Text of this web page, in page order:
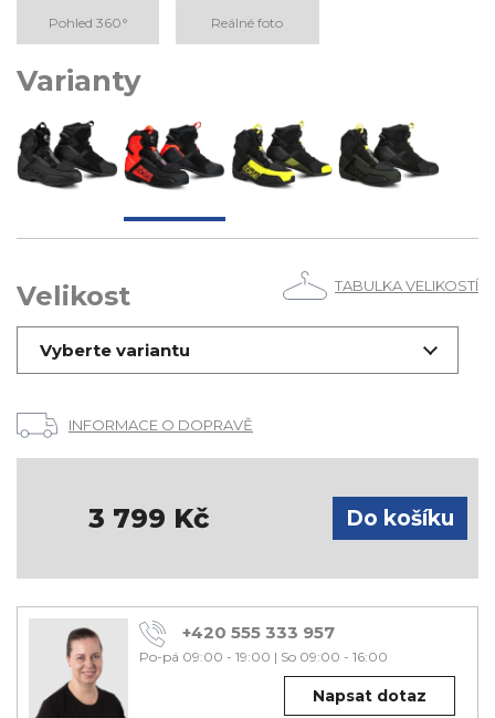
Pohled 360° Reálné foto
Varianty
Velikost TABULKA VELIKOSTÍ
Vyberte variantu
INFORMACE O DOPRAVĚ
3 799 Kč
+420 555 333 957
Po-pá 09:00 - 19:00 | So 09:00 - 16:00
Napsat dotaz